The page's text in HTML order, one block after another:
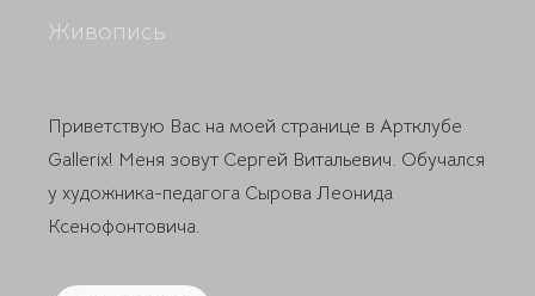
Живопись
Приветствую Вас на моей странице в Артклубе
Gallerix! Меня зовут Сергей Витальевич. Обучался
у художника-педагога Сырова Леонида
Ксенофонтовича.